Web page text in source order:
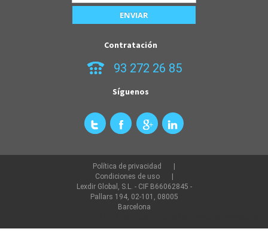
Contratación
93 272 26 85
Síguenos
Política de privacidad
Condiciones de uso
Lexdir Global, S.L. - CIF B66062845 -
Pallars 194, 02-101, 08005
Barcelona